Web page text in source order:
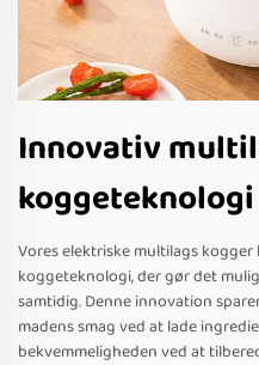
Innovativ
koggeteknologi
Vores elektriske multilags
koggeteknologi, der gør det
samtidig. Denne innovation
madens smag ved at lade
bekvemmeligheden ved at